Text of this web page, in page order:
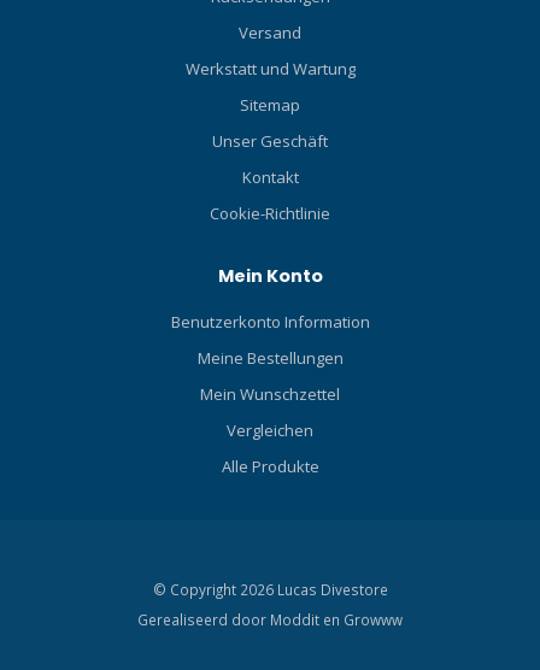
Versand
Werkstatt und Wartung
Sitemap
Unser Geschäft
Kontakt
Cookie-Richtlinie
Mein Konto
Benutzerkonto Information
Meine Bestellungen
Mein Wunschzettel
Vergleichen
Alle Produkte
© Copyright 2026 Lucas Divestore
Gerealiseerd door Moddit en Growww